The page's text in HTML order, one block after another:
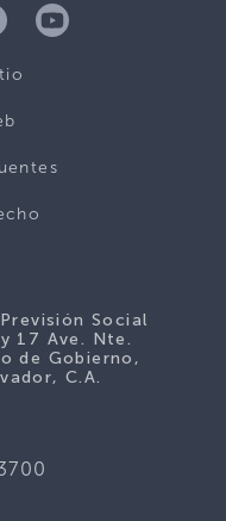
Social
17 Ave. Nte.
de Gobierno,
C.A.